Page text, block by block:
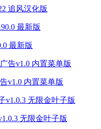
追风汉化版
最新版
v1.0 内置菜单版
无限金叶子版